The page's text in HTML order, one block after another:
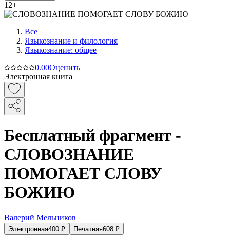
12+
Все
Языкознание и филология
Языкознание: общее
0.00Оценить
Электронная книга
Бесплатный фрагмент -
СЛОВОЗНАНИЕ
ПОМОГАЕТ СЛОВУ
БОЖИЮ
Валерий Мельников
Электронная400 ₽ Печатная608 ₽